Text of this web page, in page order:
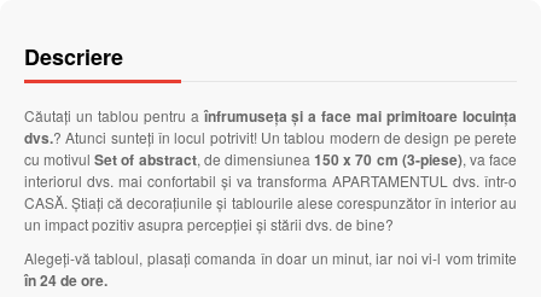
Descriere
Căutați un tablou pentru a înfrumuseța și a face mai primitoare locuința
dvs.? Atunci sunteți în locul potrivit! Un tablou modern de design pe perete
cu motivulSet of abstract, de dimensiunea150 x 70 cm (3-piese), va face
interiorul dvs. mai confortabil și va transforma APARTAMENTUL dvs. într-o
CASĂ. Știați că decorațiunile și tablourile alese corespunzător în interior au
un impact pozitiv asupra percepției și stării dvs. de bine?
Alegeți-vă tabloul, plasați comanda în doar un minut, iar noi vi-l vom trimite
în 24 de ore.